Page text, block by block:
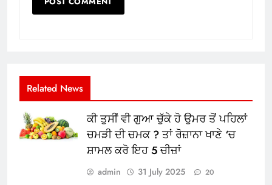
Related News
ਕੀ ਤੁਸੀਂ ਵੀ ਗੁਆ ਚੁੱਕੇ ਹੋ ਉਮਰ ਤੋਂ ਪਹਿਲਾਂ
ਚਮੜੀ ਦੀ ਚਮਕ ? ਤਾਂ ਰੋਜ਼ਾਨਾ ਖਾਣੇ ‘ਚ
ਸ਼ਾਮਲ ਕਰੋ ਇਹ 5 ਚੀਜ਼ਾਂ
admin 31 July 2025 20